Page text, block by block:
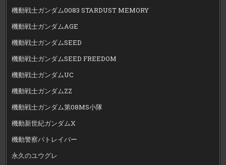
機動戦士ガンダム0083 STARDUST MEMORY
機動戦士ガンダムAGE
機動戦士ガンダムSEED
機動戦士ガンダムSEED FREEDOM
機動戦士ガンダムUC
機動戦士ガンダムZZ
機動戦士ガンダム第08MS小隊
機動新世紀ガンダムX
機動警察パトレイバー
永久のユウグレ